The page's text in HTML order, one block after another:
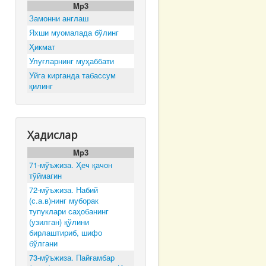
Mp3
Замонни англаш
Яхши муомалада бўлинг
Ҳикмат
Улуғларнинг муҳаббати
Уйга кирганда табассум
қилинг
Ҳадислар
Mp3
71-мўъжиза. Ҳеч қачон
тўймагин
72-мўъжиза. Набий
(с.а.в)нинг муборак
тупуклари саҳобанинг
(узилган) қўлини
бирлаштириб, шифо
бўлгани
73-мўъжиза. Пайғамбар